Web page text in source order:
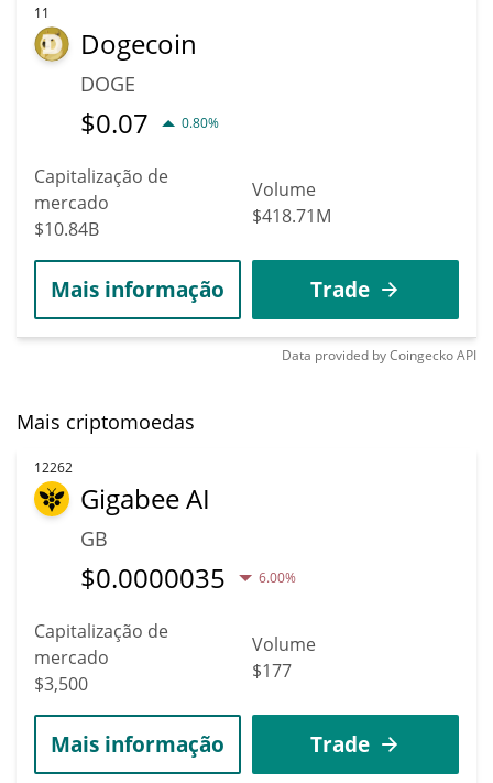
11
Dogecoin
DOGE
$0.07 0.80%
Capitalização de
mercado
$10.84B
Volume
$418.71M
Mais informação Trade
Data provided byCoingeckoAPI
Mais criptomoedas
12262
Gigabee AI
GB
$0.0000035 6.00%
Capitalização de
mercado
$3,500
Volume
$177
Mais informação Trade